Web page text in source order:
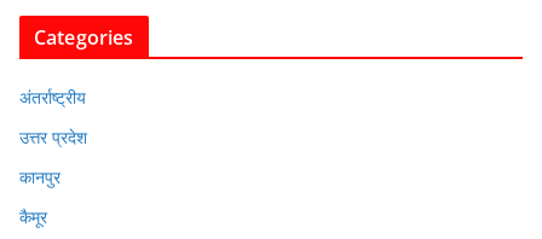
Categories
अंतर्राष्ट्रीय
उत्तर प्रदेश
कानपुर
कैमूर